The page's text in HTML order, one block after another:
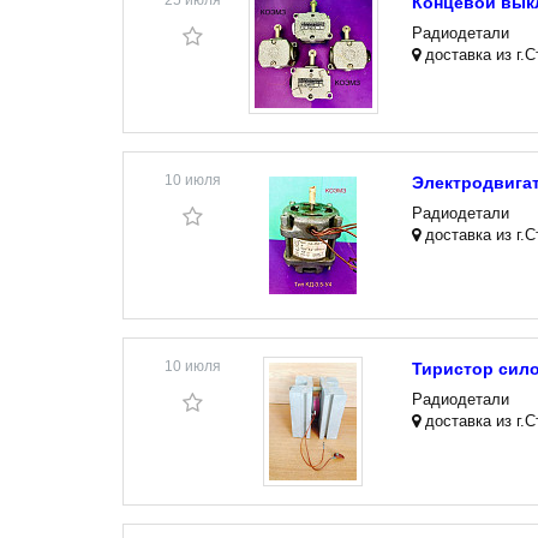
Радиодетали
доставка из
10 июля
Радиодетали
доставка из
10 июля Тиристор
Радиодетали
доставка из